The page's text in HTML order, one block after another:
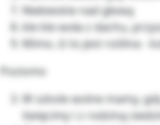
Niebieskie nad głową
kle kle woła z dachu,
Mimo, iż to jest roślina -
Poziomo
W szkole wolne mamy,
święcimy i z rodziną